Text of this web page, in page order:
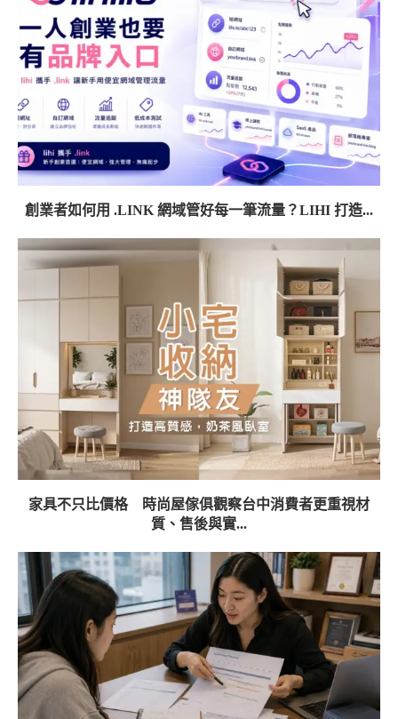
創業者如何用 .LINK 網域管好每一筆流量？LIHI 打造...
家具不只比價格 時尚屋傢俱觀察台中消費者更重視材
質、售後與實...